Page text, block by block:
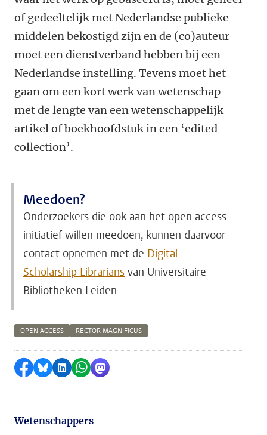
of gedeeltelijk met Nederlandse publieke
middelen bekostigd zijn en de (co)auteur
moet een dienstverband hebben bij een
Nederlandse instelling. Tevens moet het
gaan om een kort werk van wetenschap
met de lengte van een wetenschappelijk
artikel of boekhoofdstuk in een ‘edited
collection’.
Meedoen?
Onderzoekers die ook aan het open access
initiatief willen meedoen, kunnen daarvoor
contact opnemen met de Digital
Scholarship Librarians van Universitaire
Bibliotheken Leiden.
OPEN ACCESS RECTOR MAGNIFICUS
Delen op Facebook
Delen via Bluesky
Delen op LinkedIn
Delen via WhatsApp
Delen via Mastodon
Wetenschappers